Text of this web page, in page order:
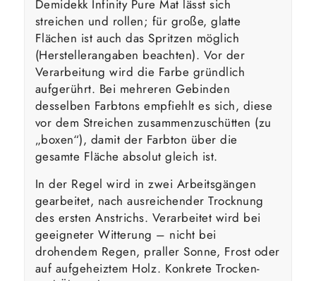
Demidekk Infinity Pure Mat lässt sich
streichen und rollen; für große, glatte
Flächen ist auch das Spritzen möglich
(Herstellerangaben beachten). Vor der
Verarbeitung wird die Farbe gründlich
aufgerührt. Bei mehreren Gebinden
desselben Farbtons empfiehlt es sich, diese
vor dem Streichen zusammenzuschütten (zu
„boxen“), damit der Farbton über die
gesamte Fläche absolut gleich ist.
In der Regel wird in zwei Arbeitsgängen
gearbeitet, nach ausreichender Trocknung
des ersten Anstrichs. Verarbeitet wird bei
geeigneter Witterung – nicht bei
drohendem Regen, praller Sonne, Frost oder
auf aufgeheiztem Holz. Konkrete Trocken-